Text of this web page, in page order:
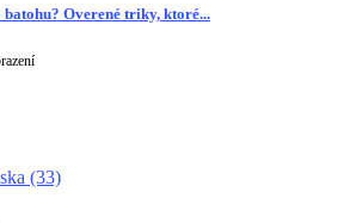
Overené triky, ktoré...
(33)